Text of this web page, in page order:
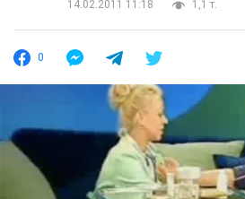
14.02.2011 11:18
1,1 т.
0